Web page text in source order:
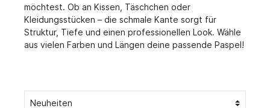
möchtest. Ob an Kissen, Täschchen oder
Kleidungsstücken – die schmale Kante sorgt für
Struktur, Tiefe und einen professionellen Look. Wähle
aus vielen Farben und Längen deine passende Paspel!